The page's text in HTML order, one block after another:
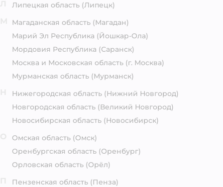
Липецкая область (Липецк)
Магаданская область (Магадан)
Марий Эл Республика (Йошкар-Ола)
Мордовия Республика (Саранск)
Москва и Московская область (г. Москва)
Мурманская область (Мурманск)
Нижегородская область (Нижний Новгород)
Новгородская область (Великий Новгород)
Новосибирская область (Новосибирск)
Омская область (Омск)
Оренбургская область (Оренбург)
Орловская область (Орёл)
Пензенская область (Пенза)